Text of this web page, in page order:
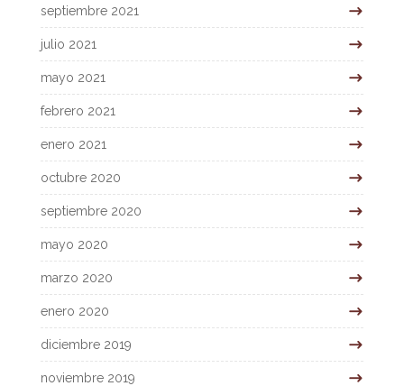
septiembre 2021
julio 2021
mayo 2021
febrero 2021
enero 2021
octubre 2020
septiembre 2020
mayo 2020
marzo 2020
enero 2020
diciembre 2019
noviembre 2019